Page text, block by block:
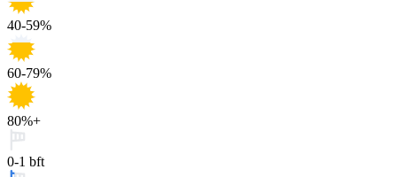
40-59%
60-79%
80%+
0-1 bft